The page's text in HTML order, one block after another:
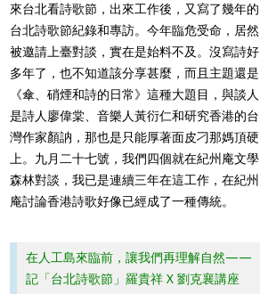
來台北看詩歌節，出來工作後，又寫了幾年的
台北詩歌節紀錄和專訪。今年臨危受命，居然
被邀請上臺對談，實在是始料不及。沒寫詩好
多年了，也不知道該分享甚麼，而且主題還是
《傘、硝煙和詩的日常》這種大題目，與談人
是詩人廖偉棠、音樂人黃衍仁和研究香港的台
灣作家顏訥，那也是只能厚著面皮刁那媽頂硬
上。九月二十七號，我們四個就在紀州庵文學
森林對談，我已是連續三年在這工作，在紀州
庵討論香港詩歌好像已經成了一種傳統。
在人工島來臨前，讓我們再理解自然——
記「台北詩歌節」羅貴祥 X 劉克襄講座